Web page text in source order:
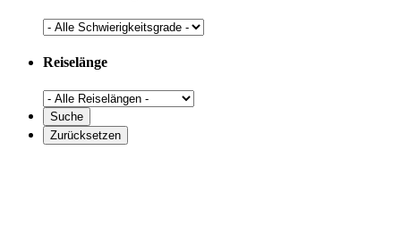
Reiselänge